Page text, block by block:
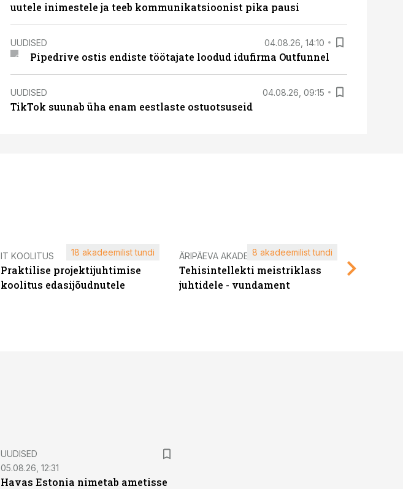
uutele inimestele ja teeb kommunikatsioonist pika pausi
UUDISED 04.08.26, 14:10
Pipedrive ostis endiste töötajate loodud idufirma Outfunnel
UUDISED 04.08.26, 09:15
TikTok suunab üha enam eestlaste ostuotsuseid
IT KOOLITUS
Praktilise projektijuhtimise
koolitus edasijõudnutele
18 akadeemilist tundi ÄRIPÄEVA AKADEEMIA
Tehisintellekti meistriklass
juhtidele - vundament
8 akadeemilist tundi
UUDISED
05.08.26, 12:31
Havas Estonia nimetab ametisse